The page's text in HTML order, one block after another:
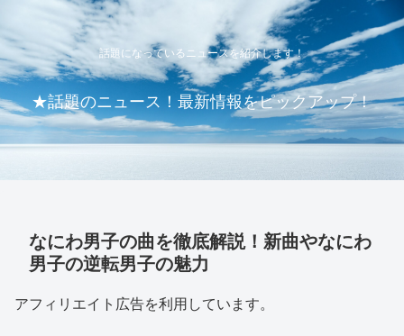
話題になっているニュースを紹介します！
★話題のニュース！最新情報をピックアップ！
なにわ男子の曲を徹底解説！新曲やなにわ
男子の逆転男子の魅力
アフィリエイト広告を利用しています。